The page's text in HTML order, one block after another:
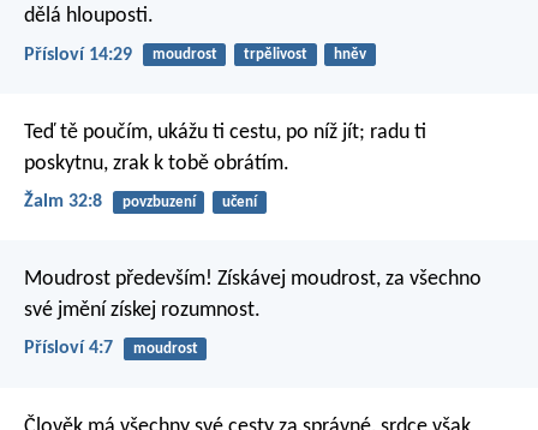
dělá hlouposti.
Přísloví 14:29 moudrost trpělivost hněv
Teď tě poučím, ukážu ti cestu, po níž jít; radu ti
poskytnu, zrak k tobě obrátím.
Žalm 32:8 povzbuzení učení
Moudrost především! Získávej moudrost, za všechno
své jmění získej rozumnost.
Přísloví 4:7 moudrost